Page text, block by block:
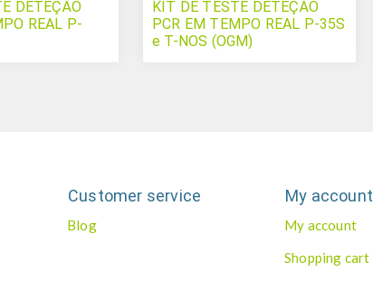
DETEÇÃO
REAL P-
KIT DE TESTE DETEÇÃO
PCR EM TEMPO REAL P-35S
e T-NOS (OGM)
Customer service
Blog
My account
My account
Shopping cart